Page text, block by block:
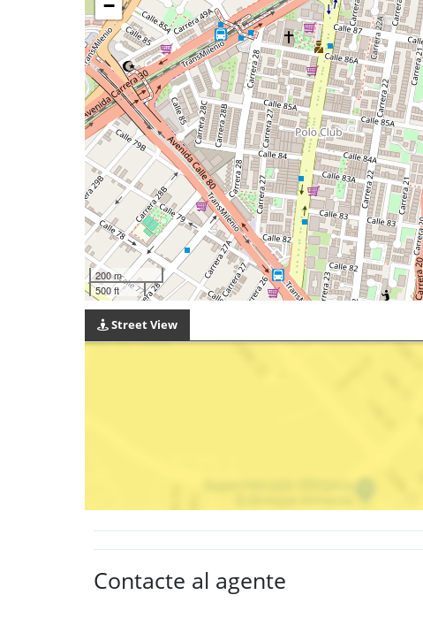
−
200 m
500 ft
Street View
Contacte al agente